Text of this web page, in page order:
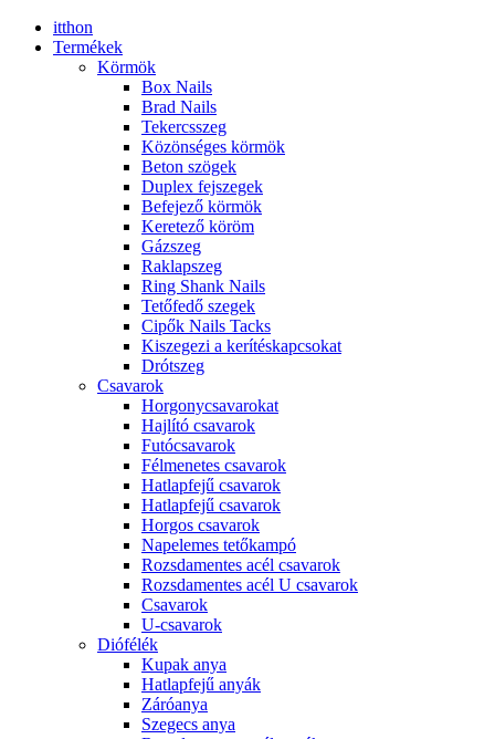
itthon
Termékek
Körmök
Box Nails
Brad Nails
Tekercsszeg
Közönséges körmök
Beton szögek
Duplex fejszegek
Befejező körmök
Keretező köröm
Gázszeg
Raklapszeg
Ring Shank Nails
Tetőfedő szegek
Cipők Nails Tacks
Kiszegezi a kerítéskapcsokat
Drótszeg
Csavarok
Horgonycsavarokat
Hajlító csavarok
Futócsavarok
Félmenetes csavarok
Hatlapfejű csavarok
Hatlapfejű csavarok
Horgos csavarok
Napelemes tetőkampó
Rozsdamentes acél csavarok
Rozsdamentes acél U csavarok
Csavarok
U-csavarok
Diófélék
Kupak anya
Hatlapfejű anyák
Záróanya
Szegecs anya